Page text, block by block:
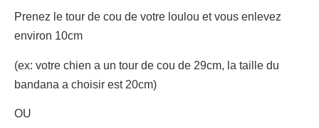
Prenez le tour de cou de votre loulou et vous enlevez
environ 10cm
(ex: votre chien a un tour de cou de 29cm, la taille du
bandana a choisir est 20cm)
OU